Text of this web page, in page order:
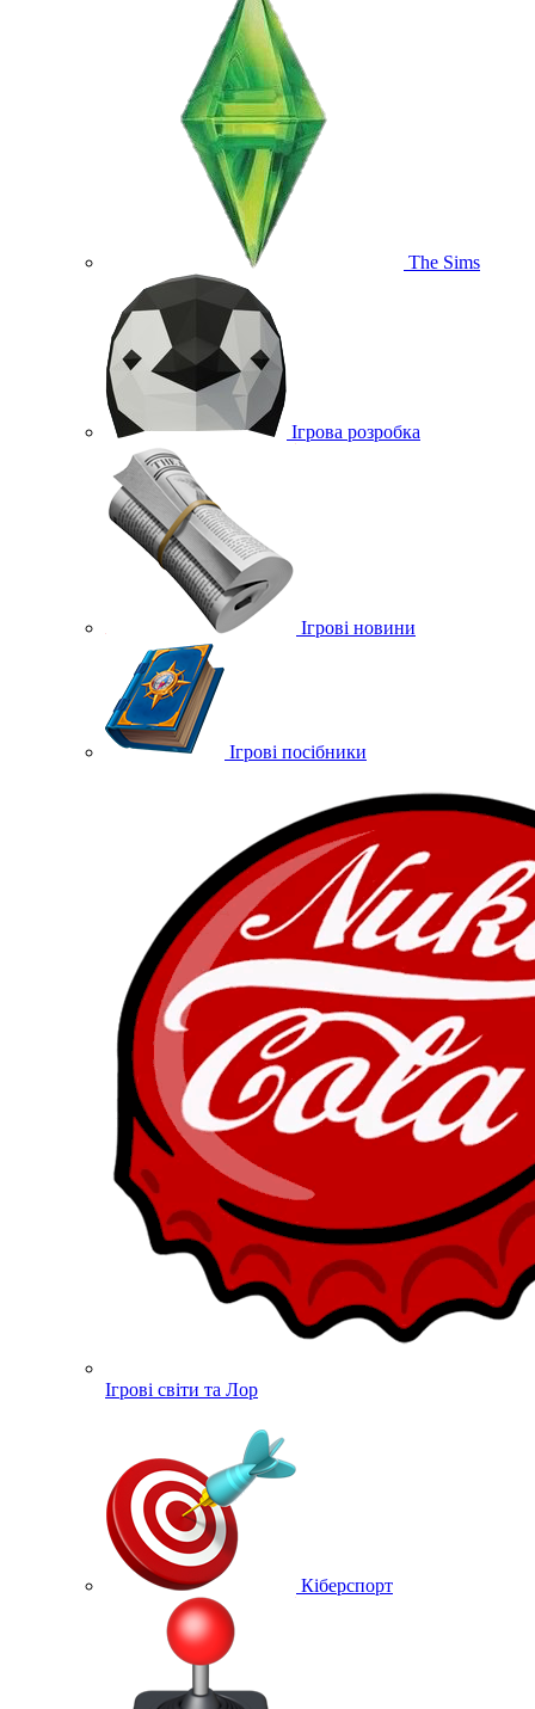
The Sims
Ігрова розробка
Ігрові новини
Ігрові посібники
Ігрові світи та Лор
Кіберспорт